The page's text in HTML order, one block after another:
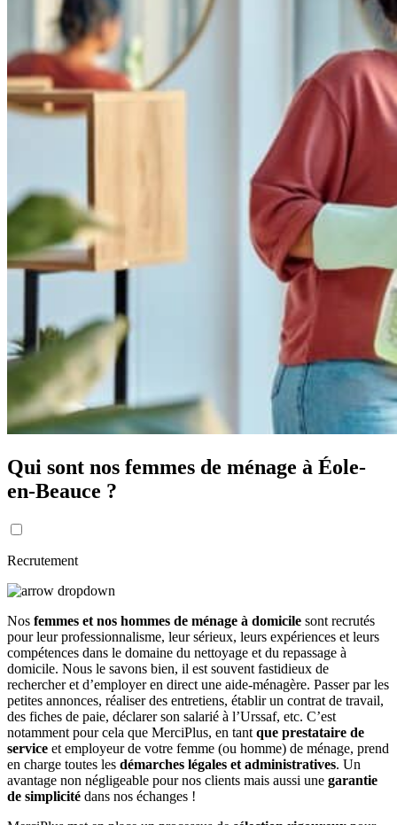
Qui sont nos femmes de ménage à Éole-
en-Beauce ?
Recrutement
Nos femmes et nos hommes de ménage à domicile sont recrutés
pour leur professionnalisme, leur sérieux, leurs expériences et leurs
compétences dans le domaine du nettoyage et du repassage à
domicile. Nous le savons bien, il est souvent fastidieux de
rechercher et d’employer en direct une aide-ménagère. Passer par les
petites annonces, réaliser des entretiens, établir un contrat de travail,
des fiches de paie, déclarer son salarié à l’Urssaf, etc. C’est
notamment pour cela que MerciPlus, en tant que prestataire de
service et employeur de votre femme (ou homme) de ménage, prend
en charge toutes les démarches légales et administratives. Un
avantage non négligeable pour nos clients mais aussi une garantie
de simplicité dans nos échanges !